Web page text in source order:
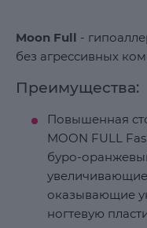
Moon Full -
без агрессивных
Преимущества:
Повышенная
MOON FULL
буро-
оказывающие
ногтевую